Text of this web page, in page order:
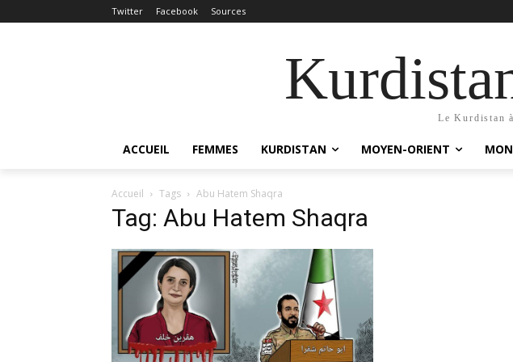
Twitter Facebook Sources
Le Kurdistan
ACCUEIL FEMMES KURDISTAN MOYEN-ORIENT
Accueil Tags Abu Hatem Shaqra
Tag: Abu Hatem Shaqra